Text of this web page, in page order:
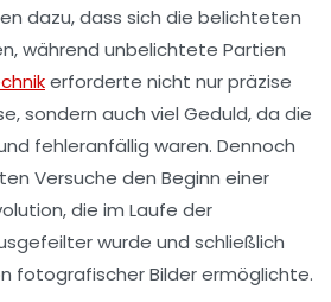
dazu, dass sich die belichteten
während unbelichtete Partien
erforderte nicht nur präzise
sondern auch viel Geduld, da die
fehleranfällig waren. Dennoch
Versuche den Beginn einer
die im Laufe der
wurde und schließlich
fotografischer Bilder ermöglichte.